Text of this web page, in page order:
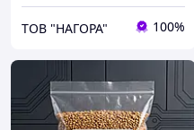
ТОВ "НАГОРА" 100%